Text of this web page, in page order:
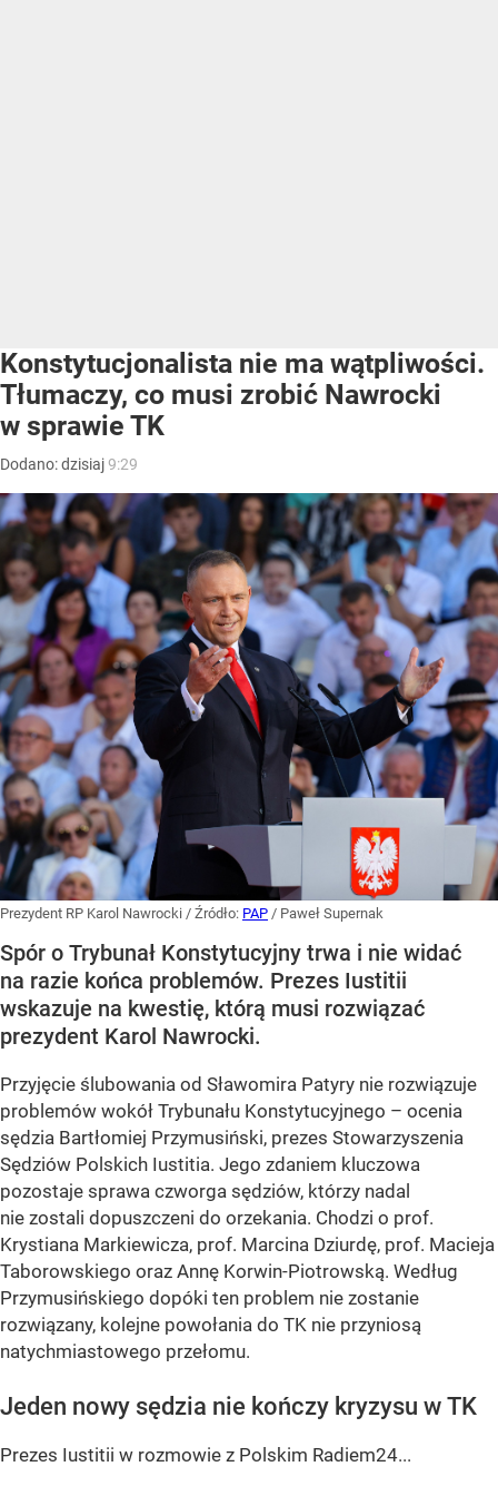
Konstytucjonalista nie ma wątpliwości.
Tłumaczy, co musi zrobić Nawrocki
w sprawie TK
Dodano:dzisiaj9:29
Prezydent RP Karol Nawrocki / Źródło: PAP / Paweł Supernak
Spór o Trybunał Konstytucyjny trwa i nie widać
na razie końca problemów. Prezes Iustitii
wskazuje na kwestię, którą musi rozwiązać
prezydent Karol Nawrocki.
Przyjęcie ślubowania od Sławomira Patyry nie rozwiązuje
problemów wokół Trybunału Konstytucyjnego – ocenia
sędzia Bartłomiej Przymusiński, prezes Stowarzyszenia
Sędziów Polskich Iustitia. Jego zdaniem kluczowa
pozostaje sprawa czworga sędziów, którzy nadal
nie zostali dopuszczeni do orzekania. Chodzi o prof.
Krystiana Markiewicza, prof. Marcina Dziurdę, prof. Macieja
Taborowskiego oraz Annę Korwin-Piotrowską. Według
Przymusińskiego dopóki ten problem nie zostanie
rozwiązany, kolejne powołania do TK nie przyniosą
natychmiastowego przełomu.
Jeden nowy sędzia nie kończy kryzysu w TK
Prezes Iustitii w rozmowie z Polskim Radiem24...